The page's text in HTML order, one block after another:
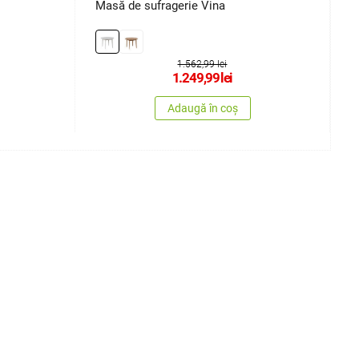
Masă de sufragerie Vina
1.562,99 lei
1.249,99lei
Adaugă în coș